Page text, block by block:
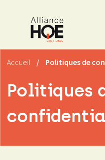
Accueil / Politiques de
Politiques